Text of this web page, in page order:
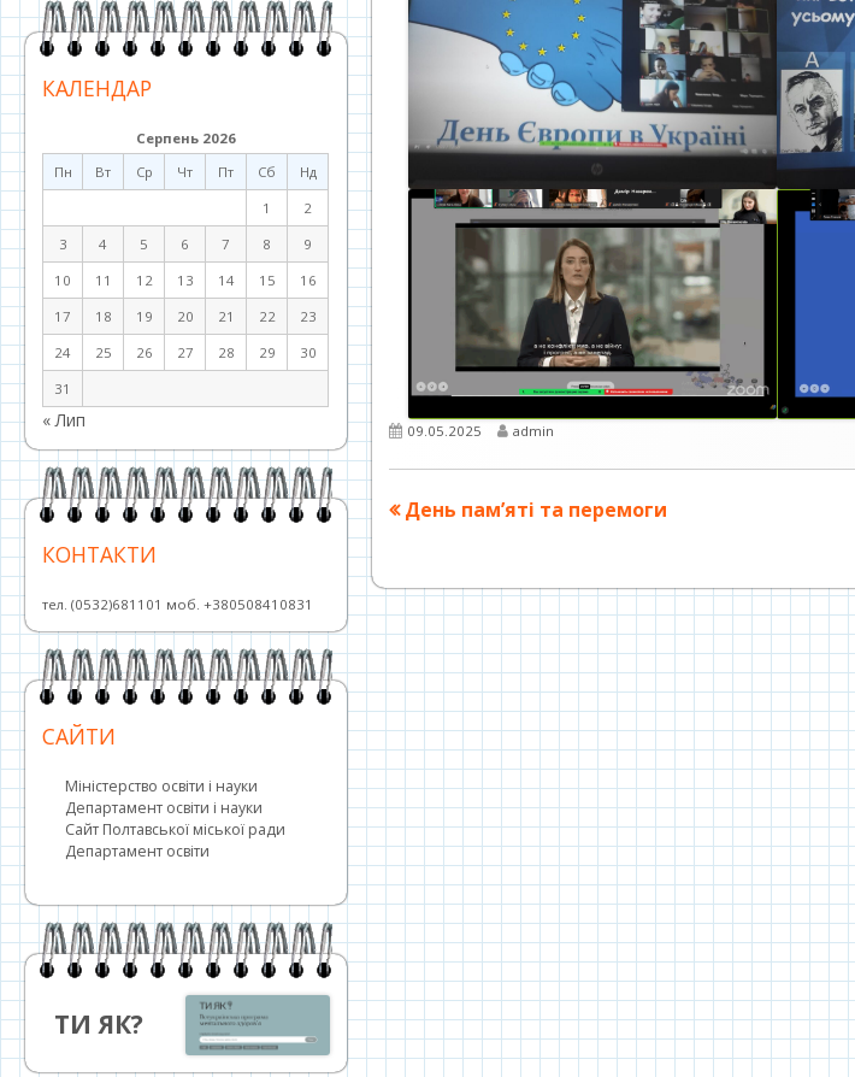
КАЛЕНДАР
Серпень 2026
Пн
Вт Ср Чт Пт Сб
Нд
1
2
3
4 5 6 7 8
9
10
11 12 13 14 15
16
17
18 19 20 21 22
23
24
25 26 27 28 29
30
31
« Лип
КОНТАКТИ
тел. (0532)681101 моб. +380508410831
САЙТИ
Міністерство освіти і науки
Департамент освіти і науки
Сайт Полтавської міської ради
Департамент освіти
ТИ ЯК?
Опубліковано
09.05.2025 Автор
admin
Навігація
Попередня
День пам’яті та перемоги